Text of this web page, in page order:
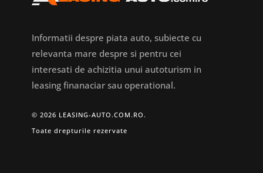
Informatii despre piata auto, subiecte cu
relevanta mare despre si pentru cei
interesati de achizitia unui autoturism in
leasing finanaciar sau operational.
© 2026 LEASING-AUTO.COM.RO.
Toate drepturile rezervate